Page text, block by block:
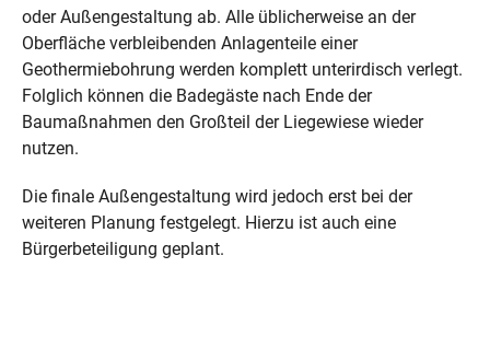
oder Außengestaltung ab. Alle üblicherweise an der
Oberfläche verbleibenden Anlagenteile einer
Geothermiebohrung werden komplett unterirdisch verlegt.
Folglich können die Badegäste nach Ende der
Baumaßnahmen den Großteil der Liegewiese wieder
nutzen.
Die finale Außengestaltung wird jedoch erst bei der
weiteren Planung festgelegt. Hierzu ist auch eine
Bürgerbeteiligung geplant.